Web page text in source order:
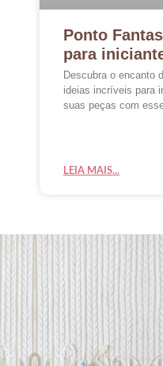
Ponto
para
Descubra o encanto
ideias incríveis para
suas peças com
LEIA MAIS...